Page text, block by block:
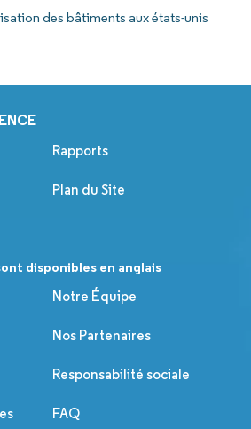
des bâtiments aux états-unis
Rapports
Plan du Site
disponibles en anglais
Notre Équipe
Nos Partenaires
Responsabilité sociale
FAQ